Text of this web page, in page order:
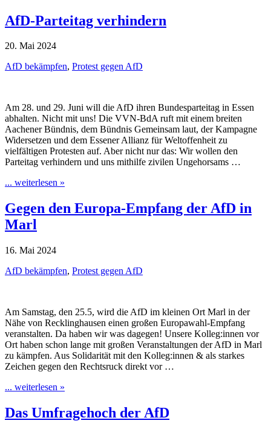
AfD-Parteitag verhindern
20. Mai 2024
AfD bekämpfen, Protest gegen AfD
Am 28. und 29. Juni will die AfD ihren Bundesparteitag in Essen
abhalten. Nicht mit uns! Die VVN-BdA ruft mit einem breiten
Aachener Bündnis, dem Bündnis Gemeinsam laut, der Kampagne
Widersetzen und dem Essener Allianz für Weltoffenheit zu
vielfältigen Protesten auf. Aber nicht nur das: Wir wollen den
Parteitag verhindern und uns mithilfe zivilen Ungehorsams …
... weiterlesen »
Gegen den Europa-Empfang der AfD in
Marl
16. Mai 2024
AfD bekämpfen, Protest gegen AfD
Am Samstag, den 25.5, wird die AfD im kleinen Ort Marl in der
Nähe von Recklinghausen einen großen Europawahl-Empfang
veranstalten. Da haben wir was dagegen! Unsere Kolleg:innen vor
Ort haben schon lange mit großen Veranstaltungen der AfD in Marl
zu kämpfen. Aus Solidarität mit den Kolleg:innen & als starkes
Zeichen gegen den Rechtsruck direkt vor …
... weiterlesen »
Das Umfragehoch der AfD